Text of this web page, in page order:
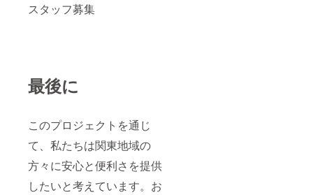
スタッフ募集
最後に
このプロジェクトを通じ
て、私たちは関東地域の
方々に安心と便利さを提供
したいと考えています。お